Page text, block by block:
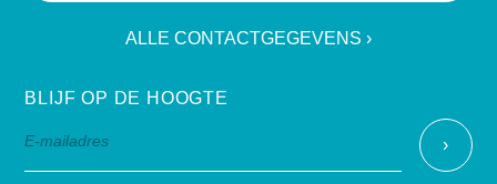
ALLE CONTACTGEGEVENS ›
BLIJF OP DE HOOGTE